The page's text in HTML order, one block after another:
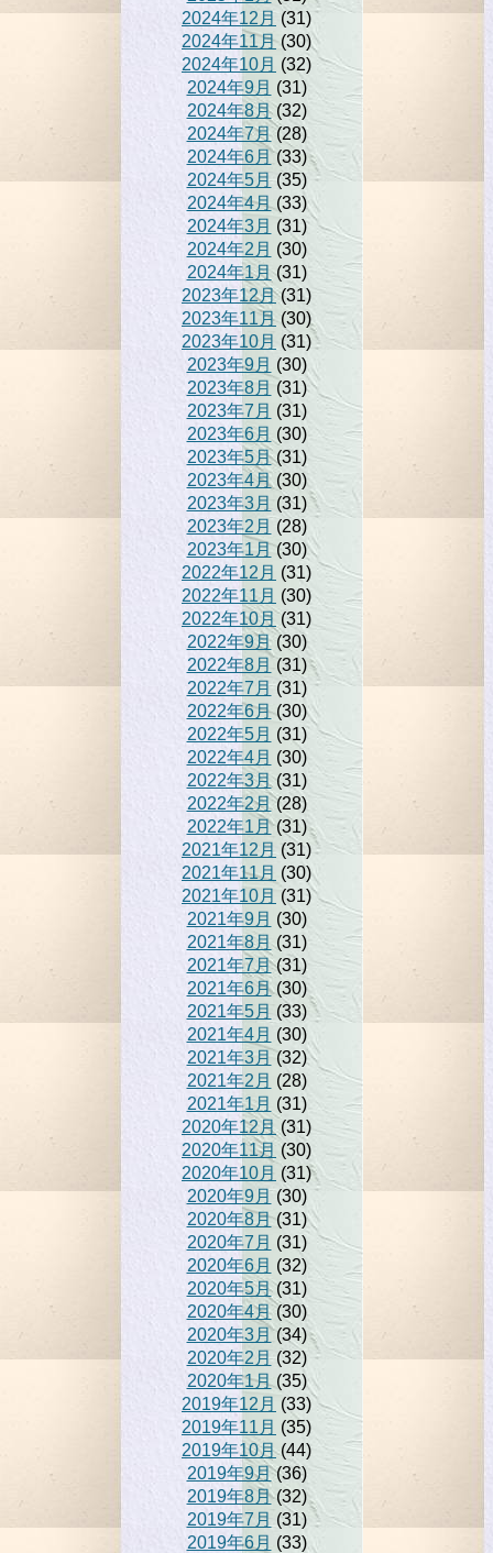
2024年12月 (31)
2024年11月 (30)
2024年10月 (32)
2024年9月 (31)
2024年8月(32)
2024年7月(28)
2024年6月(33)
2024年5月(35)
2024年4月(33)
2024年3月 (31)
2024年2月 (30)
2024年1月 (31)
2023年12月(31)
2023年11月 (30)
2023年10月 (31)
2023年9月 (30)
2023年8月 (31)
2023年7月 (31)
2023年6月 (30)
2023年5月(31)
2023年4月(30)
2023年3月 (31)
2023年2月 (28)
2023年1月(30)
2022年12月 (31)
2022年11月 (30)
2022年10月 (31)
2022年9月(30)
2022年8月 (31)
2022年7月(31)
2022年6月(30)
2022年5月 (31)
2022年4月 (30)
2022年3月(31)
2022年2月(28)
2022年1月(31)
2021年12月 (31)
2021年11月 (30)
2021年10月 (31)
2021年9月 (30)
2021年8月 (31)
2021年7月(31)
2021年6月(30)
2021年5月 (33)
2021年4月 (30)
2021年3月 (32)
2021年2月 (28)
2021年1月 (31)
2020年12月 (31)
2020年11月 (30)
2020年10月 (31)
2020年9月(30)
2020年8月(31)
2020年7月 (31)
2020年6月 (32)
2020年5月(31)
2020年4月(30)
2020年3月(34)
2020年2月(32)
2020年1月(35)
2019年12月 (33)
2019年11月 (35)
2019年10月(44)
2019年9月(36)
2019年8月(32)
2019年7月 (31)
2019年6月 (33)